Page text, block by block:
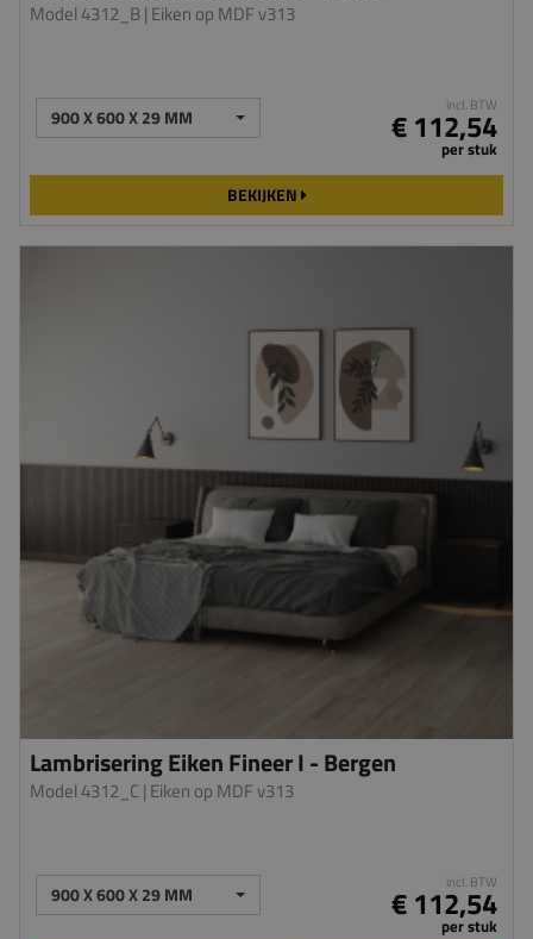
Model 4312_B| Eiken op MDF v313
900 X 600 X 29 MM incl. BTW
€ 112,54
per stuk
BEKIJKEN
Lambrisering Eiken Fineer I - Bergen
Model 4312_C| Eiken op MDF v313
900 X 600 X 29 MM incl. BTW
€ 112,54
per stuk